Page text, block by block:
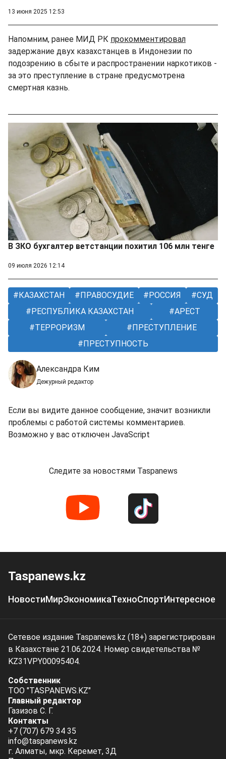
13 июня 2025 12:53
Напомним, ранее МИД РК прокомментировал
задержание двух казахстанцев в Индонезии по
подозрению в сбыте и распространении наркотиков -
за это преступление в стране предусмотрена
смертная казнь.
В ЗКО бухгалтер ветстанции похитил 106 млн тенге
09 июля 2026 12:14
КАЗАХСТАН ПРАВОСУДИЕ РОССИЯ
СУД
РЕСПУБЛИКА КАЗАХСТАН
АРЕСТ
ТЕРРОРИЗМ
ПРЕСТУПЛЕНИЕ
ПРЕСТУПНОСТЬ
Александра Ким
Дежурный редактор
Если вы видите данное сообщение, значит возникли
проблемы с работой системы комментариев.
Возможно у вас отключен JavaScript
Следите за новостями Taspanews
Taspanews.kz
НовостиМирЭкономикаТехноСпортИнтересное
Сетевое издание Taspanews.kz (18+) зарегистрирован
в Казахстане 21.06.2024. Номер свидетельства №
KZ31VPY00095404.
Собственник
ТОО "TASPANEWS.KZ"
Главный редактор
Газизов С. Г.
Контакты
+7 (707) 679 34 35
info@taspanews.kz
г. Алматы, мкр. Керемет, 3Д